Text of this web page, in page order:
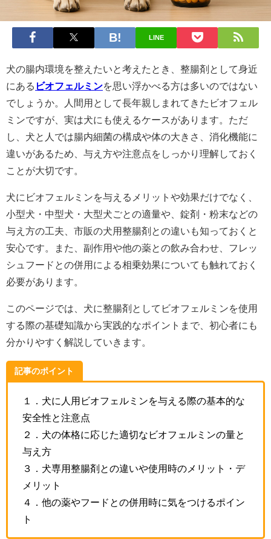
LINE
犬の腸内環境を整えたいと考えたとき、整腸剤として身近
にある ビオフェルミンを思い浮かべる方は多いのではない
でしょうか。人間用として長年親しまれてきたビオフェル
ミンですが、実は犬にも使えるケースがあります。ただ
し、犬と人では腸内細菌の構成や体の大きさ、消化機能に
違いがあるため、与え方や注意点をしっかり理解しておく
ことが大切です。
犬にビオフェルミンを与えるメリットや効果だけでなく、
小型犬・中型犬・大型犬ごとの適量や、錠剤・粉末などの
与え方の工夫、市販の犬用整腸剤との違いも知っておくと
安心です。また、副作用や他の薬との飲み合わせ、フレッ
シュフードとの併用による相乗効果についても触れておく
必要があります。
このページでは、犬に整腸剤としてビオフェルミンを使用
する際の基礎知識から実践的なポイントまで、初心者にも
分かりやすく解説していきます。
記事のポイント
１．犬に人用ビオフェルミンを与える際の基本的な
安全性と注意点
２．犬の体格に応じた適切なビオフェルミンの量と
与え方
３．犬専用整腸剤との違いや使用時のメリット・デ
メリット
４．他の薬やフードとの併用時に気をつけるポイン
ト